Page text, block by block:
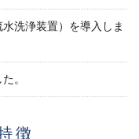
洗浄装置）を導入しま
。
徴